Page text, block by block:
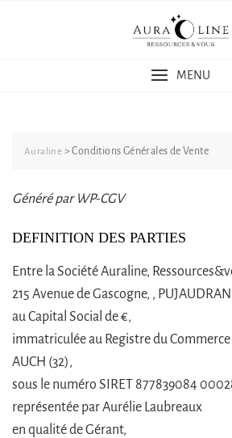
MENU
Auraline >Conditions Générales de Vente
Généré par WP-CGV
DEFINITION DES PARTIES
Entre la Société Auraline,
215 Avenue de Gascogne, , PUJAUDRAN
au Capital Social de €,
immatriculée au Registre du
AUCH (32),
sous le numéro SIRET 877839084
représentée par Aurélie Laubreaux
en qualité de Gérant,